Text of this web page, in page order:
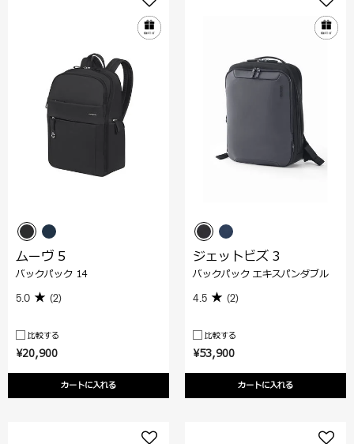
¥20,900
カートに入れる
ムーヴ 5
バックパック 14
5.0 (2)
比較する
¥53,900
カートに入れる
ジェットビズ 3
バックパック エキスパンダブル
4.5 (2)
比較する